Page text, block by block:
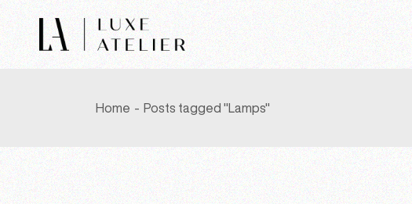
Skip
to
the
content
Home Posts tagged "Lamps"